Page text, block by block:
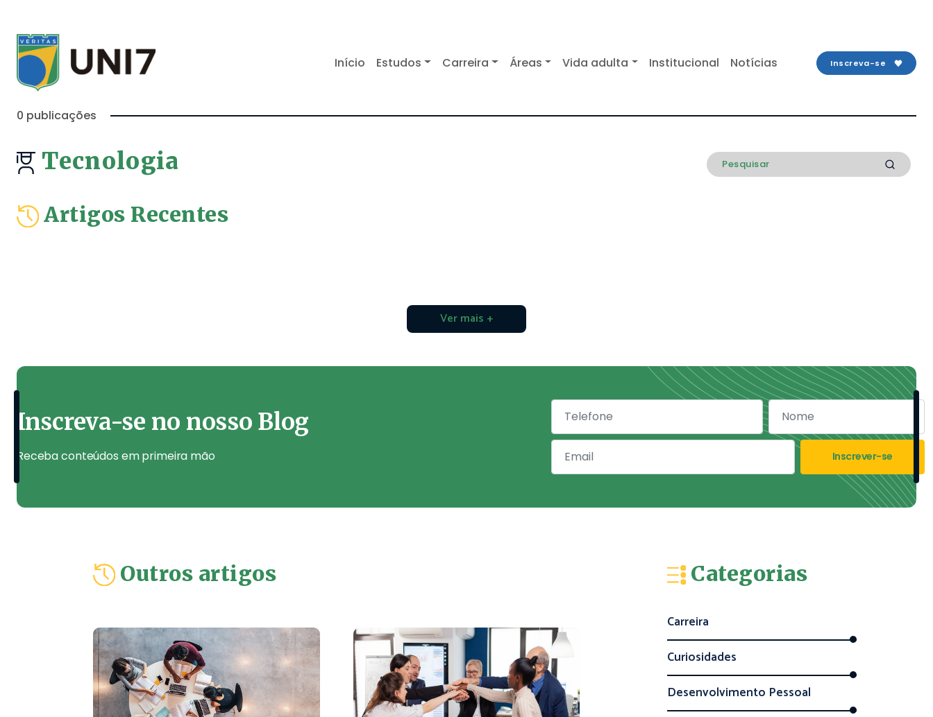
Início Estudos Carreira Áreas Vida adulta Institucional Notícias Inscreva-se
0 publicações
Tecnologia
Artigos Recentes
Ver mais +
Inscreva-se no nosso Blog
Receba conteúdos em primeira mão Inscrever-se
Outros artigos Categorias
Carreira
Curiosidades
Desenvolvimento Pessoal